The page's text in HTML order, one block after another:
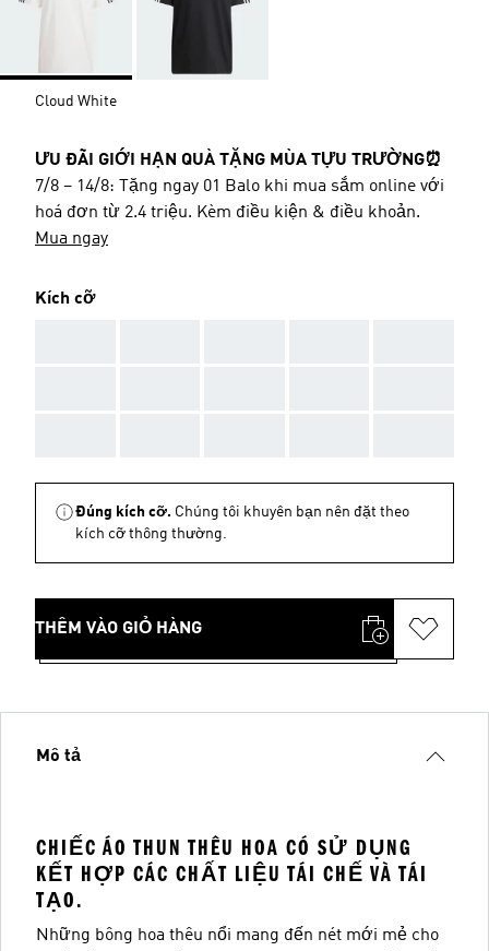
Cloud White
ƯU ĐÃI GIỚI HẠN QUÀ TẶNG MÙA TỰU TRƯỜNG⏰
7/8 – 14/8: Tặng ngay 01 Balo khi mua sắm online với
hoá đơn từ 2.4 triệu. Kèm điều kiện & điều khoản.
Mua ngay
Kích cỡ
Đúng kích cỡ. Chúng tôi khuyên bạn nên đặt theo
kích cỡ thông thường.
THÊM VÀO GIỎ HÀNG
Mô tả
CHIẾC ÁO THUN THÊU HOA CÓ SỬ DỤNG
KẾT HỢP CÁC CHẤT LIỆU TÁI CHẾ VÀ TÁI
TẠO.
Những bông hoa thêu nổi mang đến nét mới mẻ cho